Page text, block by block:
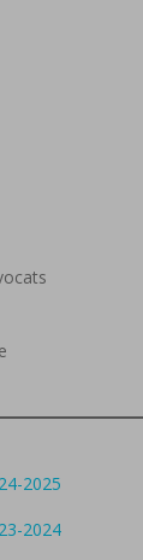
2025
2024